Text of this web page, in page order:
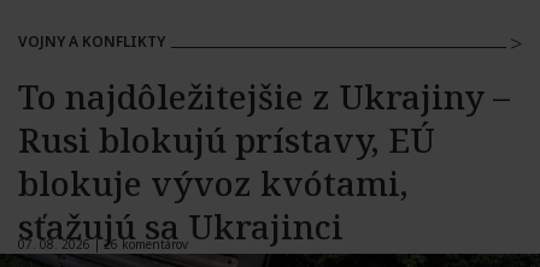
VOJNY A KONFLIKTY
To najdôležitejšie z Ukrajiny –
Rusi blokujú prístavy, EÚ
blokuje vývoz kvótami,
sťažujú sa Ukrajinci
07. 08. 2026 |26 komentárov